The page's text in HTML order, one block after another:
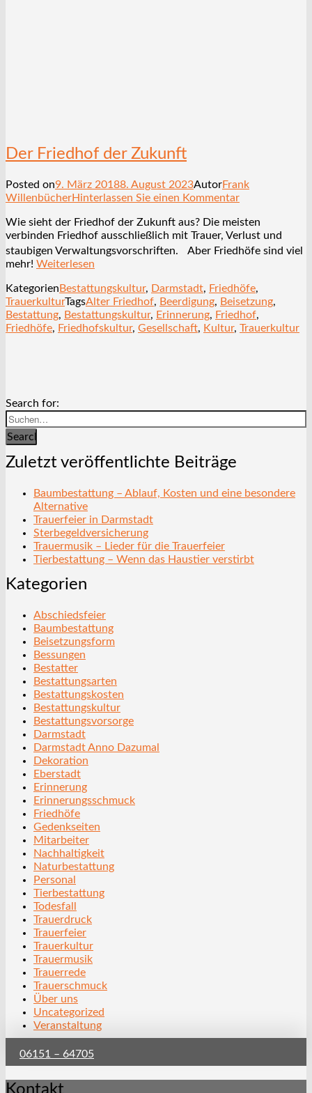
Der Friedhof der Zukunft
Posted on9. März 20188. August 2023AutorFrank
WillenbücherHinterlassen Sie einen Kommentar
Wie sieht der Friedhof der Zukunft aus? Die meisten
verbinden Friedhof ausschließlich mit Trauer, Verlust und
staubigen Verwaltungsvorschriften. Aber Friedhöfe sind viel
mehr! Weiterlesen
KategorienBestattungskultur, Darmstadt, Friedhöfe,
TrauerkulturTagsAlter Friedhof, Beerdigung, Beisetzung,
Bestattung, Bestattungskultur, Erinnerung, Friedhof,
Friedhöfe, Friedhofskultur, Gesellschaft, Kultur, Trauerkultur
Search for:
Search
Zuletzt veröffentlichte Beiträge
Baumbestattung – Ablauf, Kosten und eine besondere
Alternative
Trauerfeier in Darmstadt
Sterbegeldversicherung
Trauermusik – Lieder für die Trauerfeier
Tierbestattung – Wenn das Haustier verstirbt
Kategorien
Abschiedsfeier
Baumbestattung
Beisetzungsform
Bessungen
Bestatter
Bestattungsarten
Bestattungskosten
Bestattungskultur
Bestattungsvorsorge
Darmstadt
Darmstadt Anno Dazumal
Dekoration
Eberstadt
Erinnerung
Erinnerungsschmuck
Friedhöfe
Gedenkseiten
Mitarbeiter
Nachhaltigkeit
Naturbestattung
Personal
Tierbestattung
Todesfall
Trauerdruck
Trauerfeier
Trauerkultur
Trauermusik
Trauerrede
Trauerschmuck
Über uns
Uncategorized
Veranstaltung
06151 – 64705
Kontakt